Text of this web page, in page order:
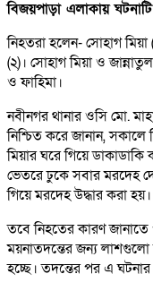
বিজয়পাড়া এলাকায়
নিহতরা হলেন- সোহাগ মিয়া
(২)। সোহাগ মিয়া ও জান্নাতুল
ও ফাহিমা।
নবীনগর থানার ওসি মো.
নিশ্চিত করে জানান,
মিয়ার ঘরে গিয়ে
ভেতরে ঢুকে সবার মরদেহ
গিয়ে মরদেহ উদ্ধার করা হয়।
তবে নিহতের কারণ জানাতে
ময়নাতদন্তের জন্য লাশগুলো
হচ্ছে। তদন্তের পর এ